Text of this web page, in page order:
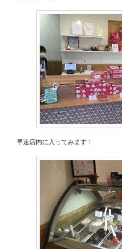
早速店内に入ってみます！